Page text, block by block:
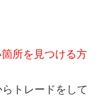
所を見つける方
トレードをして